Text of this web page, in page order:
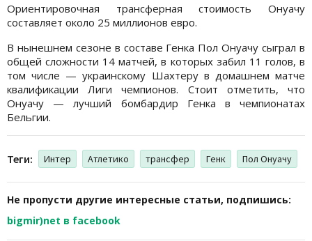
Ориентировочная трансферная стоимость Онуачу
составляет около 25 миллионов евро.
В нынешнем сезоне в составе Генка Пол Онуачу сыграл в
общей сложности 14 матчей, в которых забил 11 голов, в
том числе — украинскому Шахтеру в домашнем матче
квалификации Лиги чемпионов. Стоит отметить, что
Онуачу — лучший бомбардир Генка в чемпионатах
Бельгии.
Теги: Интер Атлетико трансфер Генк Пол Онуачу
Не пропусти другие интересные статьи, подпишись:
bigmir)net в facebook